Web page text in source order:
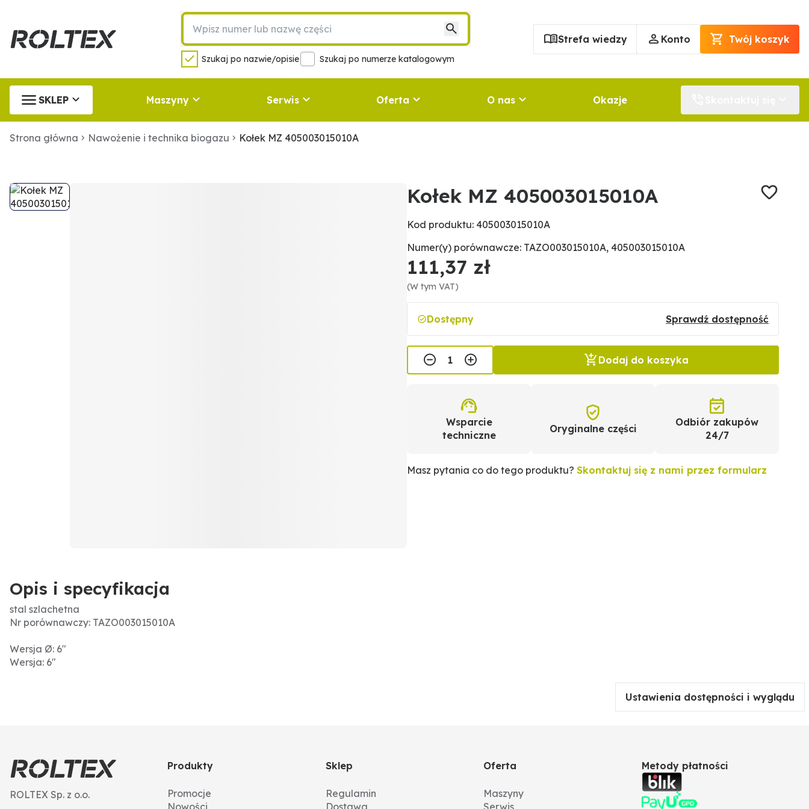
Szukaj po nazwie/opisie Szukaj po numerze katalogowym
Strefa wiedzy Konto Twój koszyk
SKLEP Maszyny Serwis Oferta O nas Okazje
Strona główna Nawożenie i technika biogazu Kołek MZ 405003015010A
Kołek MZ 405003015010A
Kod produktu: 405003015010A
Numer(y) porównawcze: TAZO003015010A, 405003015010A
111,37 zł
(W tym VAT)
Dostępny Sprawdź dostępność
Dodaj do koszyka
Wsparcie
techniczne
Oryginalne części
Odbiór zakupów
24/7
Masz pytania co do tego produktu? Skontaktuj się z nami przez formularz
Opis i specyfikacja
stal szlachetna
Nr porównawczy: TAZO003015010A
Wersja Ø: 6"
Wersja: 6"
Ustawienia dostępności i wyglądu
ROLTEX Sp. z o.o.
Produkty
Promocje
Nowości
Sklep
Regulamin
Dostawa
Oferta
Maszyny
Serwis
Metody płatności